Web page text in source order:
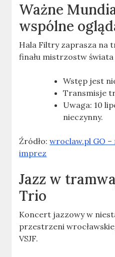
Ważne
wspólne
Hala Filtry zaprasza na
finału mistrzostw
Wstęp jest
Transmisje
Uwaga: 10
nieczynny.
Źródło:wroclaw.pl GO
imprez
Jazz w
Trio
Koncert jazzowy w
przestrzeni
VSJF.